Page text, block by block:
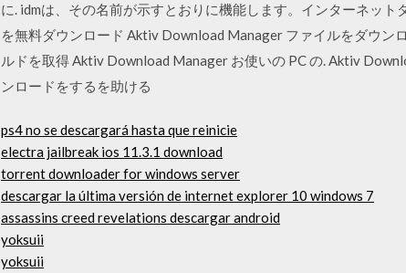
に. idmは、その名前が示すとおりに機能します。インターネッ
を無料ダウンロード Aktiv Download Manager ファイルをダウ
ルドを取得 Aktiv Download Manager お使いの PC の. Aktiv
ンロードをするを助ける
ps4 no se descargará hasta que reinicie
electra jailbreak ios 11.3.1 download
torrent downloader for windows server
descargar la última versión de internet explorer 10 windows 7
assassins creed revelations descargar android
yoksuii
yoksuii